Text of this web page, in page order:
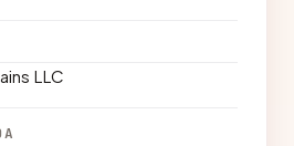
LLC